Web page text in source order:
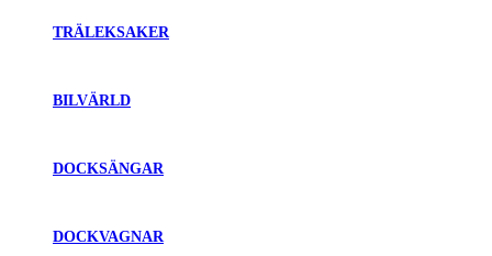
TRÄLEKSAKER
BILVÄRLD
DOCKSÄNGAR
DOCKVAGNAR